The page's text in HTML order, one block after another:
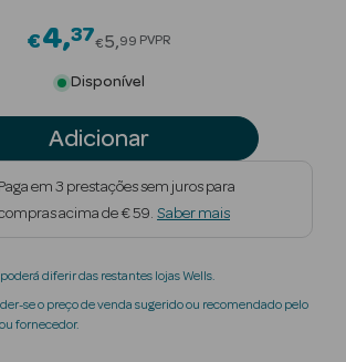
€4 37Price reduced from
€5 99 PVPR
Disponível
Adicionar
Paga em 3 prestações sem juros para
acima de € 59. Saber mais
diferir das restantes lojas Wells.
se o preço de venda sugerido ou recomendado pelo
fornecedor.